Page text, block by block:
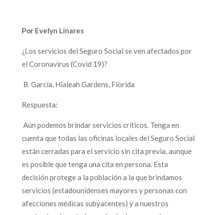
Por Evelyn Linares
¿Los servicios del Seguro Social se ven afectados por
el Coronavirus (Covid 19)?
B. García, Hialeah Gardens, Florida
Respuesta:
Aún podemos brindar servicios críticos. Tenga en
cuenta que todas las oficinas locales del Seguro Social
están cerradas para el servicio sin cita previa, aunque
es posible que tenga una cita en persona. Esta
decisión protege a la población a la que brindamos
servicios (estadounidenses mayores y personas con
afecciones médicas subyacentes) y a nuestros